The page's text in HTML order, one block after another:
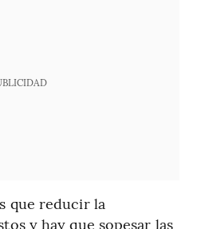
que reducir la
y hay que sopesar las